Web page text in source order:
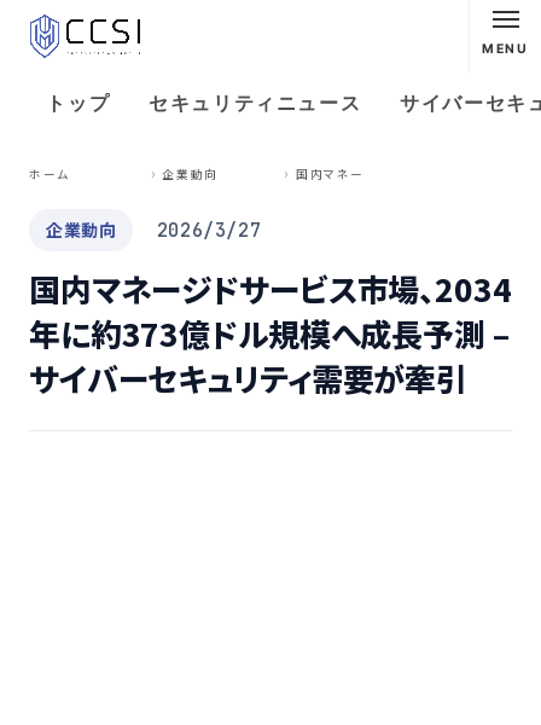
MENU
トップ セキュリティニュース サイバーセキ
ホーム 企業動向
企業動向 2026/3/27
国内マネージドサービス市場、2034
年に約373億ドル規模へ成長予測 –
サイバーセキュリティ需要が牽引